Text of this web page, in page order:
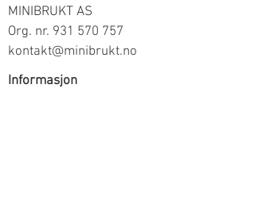
MINIBRUKT AS
Org. nr. 931 570 757
kontakt@minibrukt.no
Informasjon